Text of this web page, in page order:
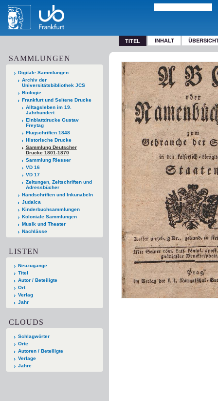
TITEL INHALT
SAMMLUNGEN
Digitale Sammlungen
Archiv der
Universitätsbibliothek JCS
Biologie
Frankfurt und Seltene Drucke
Alltagsleben im 19.
Jahrhundert
Einblattdrucke Gustav
Freytag
Flugschriften 1848
Historische Drucke
Sammlung Deutscher
Drucke 1801-1870
Sammlung Riesser
VD 16
VD 17
Zeitungen, Zeitschriften und
Adressbücher
Handschriften und Inkunabeln
Judaica
Kinderbuchsammlungen
Koloniale Sammlungen
Musik und Theater
Nachlässe
LISTEN
Neuzugänge
Titel
Autor / Beteiligte
Ort
Verlag
Jahr
CLOUDS
Schlagwörter
Orte
Autoren / Beteiligte
Verlage
Jahre